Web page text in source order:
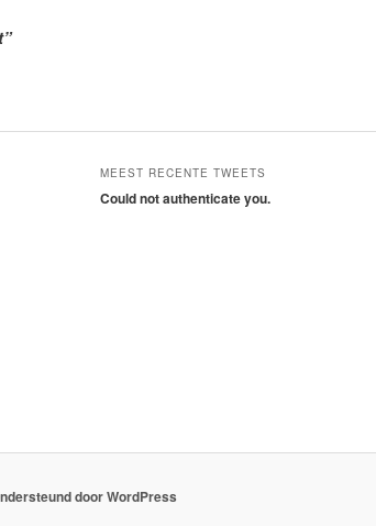
MEEST RECENTE TWEETS
Could not authenticate you.
door WordPress